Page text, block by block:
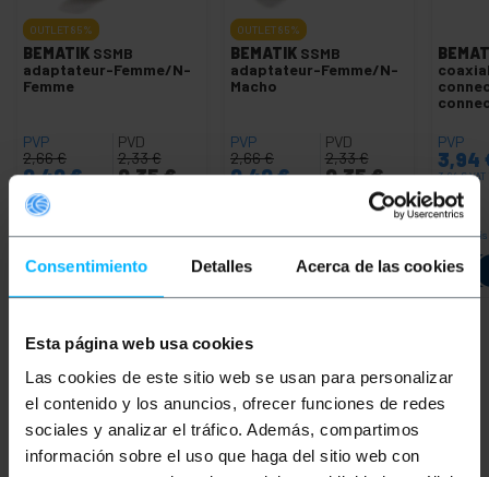
Consentimiento Detalles Acerca de las cookies
Esta página web usa cookies
Las cookies de este sitio web se usan para personalizar
el contenido y los anuncios, ofrecer funciones de redes
sociales y analizar el tráfico. Además, compartimos
información sobre el uso que haga del sitio web con
OUTLET85%
BEMATIK SSMB
adaptateur-Femme/N-
Femme
PVP
2,66€
0,40€
0,40
PVD
2,33€
0,35€
Livraison immédiate
Quantité
OUTLET85%
BEMATIK SSMB
adaptateur-Femme/N-
Macho
PVP
2,66€
0,40€
PVD
2,33€
0,35€
Livraison immédiate
Quantité
PVP
3,94
3,94€
Mots clés
Vous n'avez pas trouvé ce que vous
cherchiez? Ces sujets pourraient vous aider